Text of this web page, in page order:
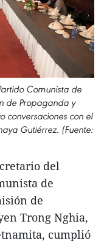
Comunista de
de Propaganda y
conversaciones con el
Gutiérrez. (Fuente:
del
de
de
Trong Nghia,
cumplió